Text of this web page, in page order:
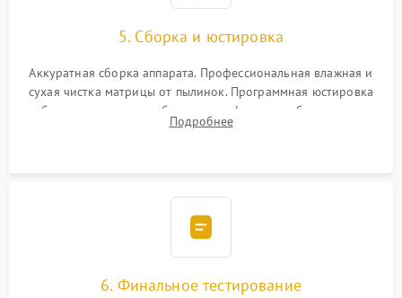
5. Сборка и юстировка
Аккуратная сборка аппарата. Профессиональная влажная и
сухая чистка матрицы от пылинок. Программная юстировка
рабочего отрезка, калибровка автофокуса, стабилизатора и
экспозамера с помощью сервисного ПО.
Подробнее
6. Финальное тестирование